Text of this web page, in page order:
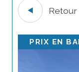
PRIX EN